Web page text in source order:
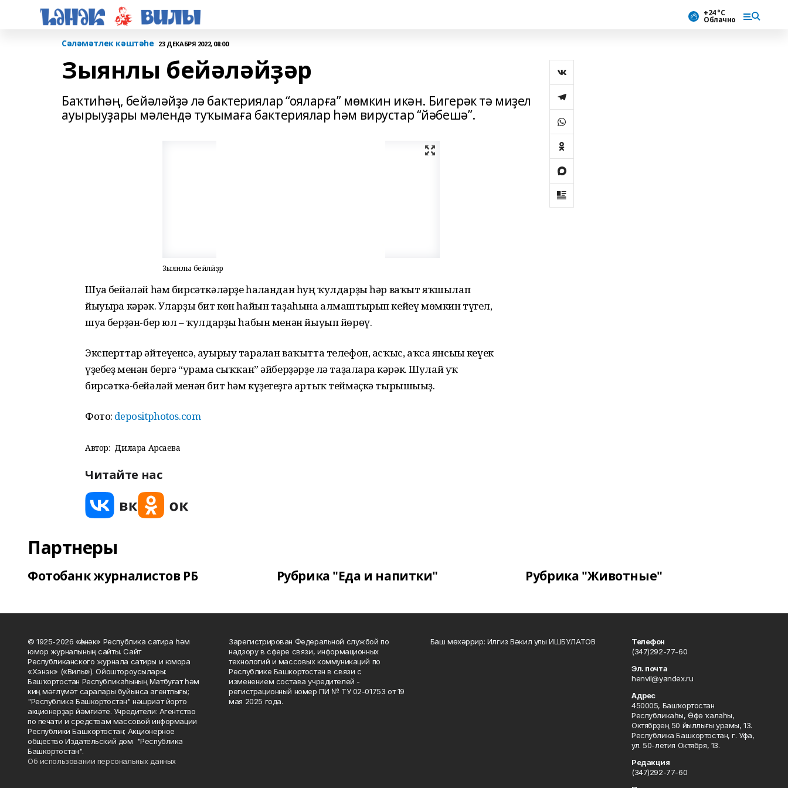
+24 °С
Облачно
Сәләмәтлек кәштәһе 23 ДЕКАБРЯ 2022, 08:00
Зыянлы бейәләйҙәр
Баҡтиһәң, бейәләйҙә лә бактериялар “ояларға” мөмкин икән. Бигерәк тә миҙел
ауырыуҙары мәлендә туҡымаға бактериялар һәм вирустар “йәбешә”.
Зыянлы бейәләйҙәр
Шуға бейәләй һәм бирсәткәләрҙе һалғандан һуң ҡулдарҙы һәр ваҡыт яҡшылап
йыуырға кәрәк. Уларҙы бит көн һайын таҙаһына алмаштырып кейеү мөмкин түгел,
шуға берҙән-бер юл – ҡулдарҙы һабын менән йыуып йөрөү.
Эксперттар әйтеүенсә, ауырыу таралған ваҡытта телефон, асҡыс, аҡса янсығы кеүек
үҙебеҙ менән бергә “урамға сыҡҡан” әйберҙәрҙе лә таҙаларға кәрәк. Шулай уҡ
бирсәткә-бейәләй менән бит һәм күҙегеҙгә артыҡ теймәҫкә тырышығыҙ.
Фото: depositphotos.com
Автор: Дилара Арсаева
Читайте нас
Партнеры
Фотобанк журналистов РБ Рубрика "Еда и напитки" Рубрика "Животные"
© 1925-2026 «Һәнәк» Республика сатира һәм
юмор журналының сайты. Сайт
Республиканского журнала сатиры и юмора
«Хэнэк» («Вилы»). Ойоштороусылары:
Башҡортостан Республикаһының Матбуғат һәм
киң мәғлүмәт саралары буйынса агентлығы;
"Республика Башкортостан" нәшриәт йорто
акционерҙар йәмғиәте. Учредители: Агентство
по печати и средствам массовой информации
Республики Башкортостан; Акционерное
общество Издательский дом "Республика
Башкортостан".
Об использовании персональных данных
Зарегистрирован Федеральной службой по
надзору в сфере связи, информационных
технологий и массовых коммуникаций по
Республике Башкортостан в связи с
изменением состава учредителей -
регистрационный номер ПИ № ТУ 02-01753 от 19
мая 2025 года.
Баш мөхәррир: Илгиз Вәкил улы ИШБУЛАТОВ
Телефон
(347)292-77-60
Эл. почта
henvil@yandex.ru
Адрес
450005, Башҡортостан
Республикаһы, Өфө ҡалаһы,
Октябрҙең 50 йыллығы урамы, 13.
Республика Башкортостан, г. Уфа,
ул. 50-летия Октября, 13.
Редакция
(347)292-77-60